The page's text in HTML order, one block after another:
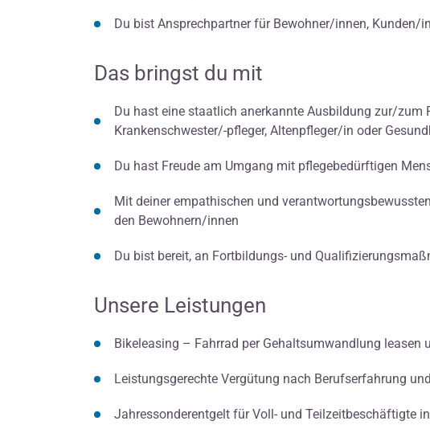
Du bist Ansprechpartner für Bewohner/innen, Kunden/
Das bringst du mit
Du hast eine staatlich anerkannte Ausbildung zur/zum
Krankenschwester/-pfleger, Altenpfleger/in oder
Du hast Freude am Umgang mit pflegebedürftigen
Mit deiner empathischen und
den Bewohnern/innen
Du bist bereit, an Fortbildungs- und
Unsere Leistungen
Bikeleasing – Fahrrad per Gehaltsumwandlung leasen
Leistungsgerechte Vergütung nach Berufserfahrung
Jahressonderentgelt für Voll- und Teilzeitbeschäftigte